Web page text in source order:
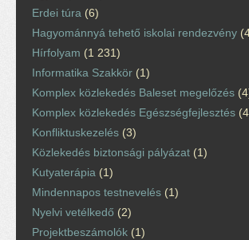
Erdei túra (6)
Hagyománnyá tehető iskolai rendezvény
Hírfolyam (1 231)
Informatika Szakkör (1)
Komplex közlekedés Baleset megelőzés
Komplex közlekedés Egészségfejlesztés
Konfliktuskezelés (3)
Közlekedés biztonsági pályázat (1)
Kutyaterápia (1)
Mindennapos testnevelés (1)
Nyelvi vetélkedő (2)
Projektbeszámolók (1)